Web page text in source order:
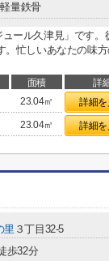
軽量鉄骨
ール久津見」です。
忙しいあなたの味
面積 詳
23.04㎡ 詳細
23.04㎡ 詳細
里 ３丁目32-5
歩32分